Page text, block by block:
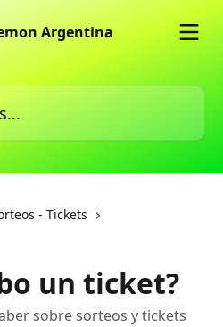
- Tickets
un ticket?
sobre sorteos y tickets